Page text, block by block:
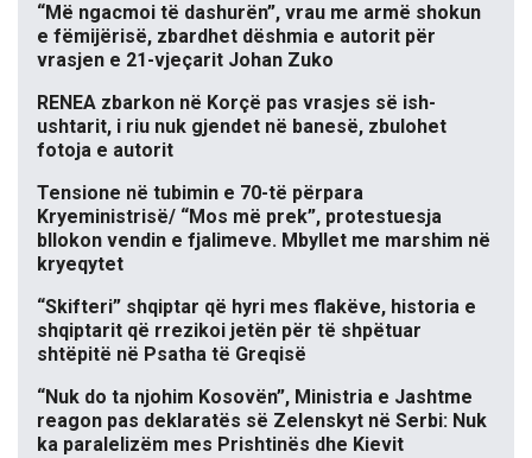
“Më ngacmoi të dashurën”, vrau me armë shokun
e fëmijërisë, zbardhet dëshmia e autorit për
vrasjen e 21-vjeçarit Johan Zuko
RENEA zbarkon në Korçë pas vrasjes së ish-
ushtarit, i riu nuk gjendet në banesë, zbulohet
fotoja e autorit
Tensione në tubimin e 70-të përpara
Kryeministrisë/ “Mos më prek”, protestuesja
bllokon vendin e fjalimeve. Mbyllet me marshim në
kryeqytet
“Skifteri” shqiptar që hyri mes flakëve, historia e
shqiptarit që rrezikoi jetën për të shpëtuar
shtëpitë në Psatha të Greqisë
“Nuk do ta njohim Kosovën”, Ministria e Jashtme
reagon pas deklaratës së Zelenskyt në Serbi: Nuk
ka paralelizëm mes Prishtinës dhe Kievit